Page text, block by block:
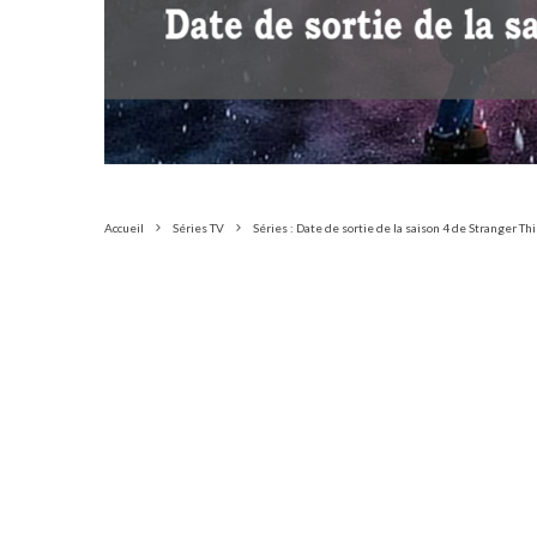
Accueil Séries TV Séries : Date de sortie de la saison 4 de Stranger